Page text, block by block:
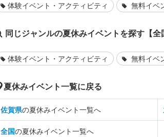
体験イベント・アクティビティ 無料イベ
同じジャンルの夏休みイベントを探す【全
体験イベント・アクティビティ 無料イベ
夏休みイベント一覧に戻る
佐賀県の夏休みイベント一覧へ
全国の夏休みイベント一覧へ